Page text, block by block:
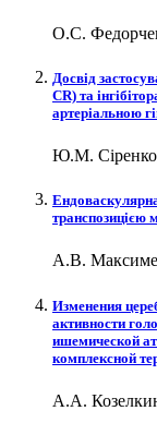
О.С.
Досвід
CR) та
артеріальною
Ю.М.
транспозицією
А.В.
Изменения
активности
ишемической
комплексной
А.А.